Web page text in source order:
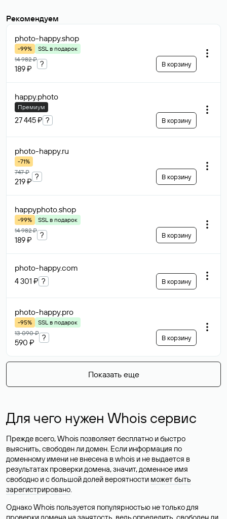
Рекомендуем
photo-happy.shop
-99%
SSL в подарок
14 982 ₽
189 ₽
? В корзину
happy.photo
Премиум
27 445 ₽ ? В корзину
photo-happy.ru
-71%
747 ₽
219 ₽
? В корзину
happyphoto.shop
-99%
SSL в подарок
14 982 ₽
189 ₽
? В корзину
photo-happy.com
4 301 ₽ ? В корзину
photo-happy.pro
-95%
SSL в подарок
13 090 ₽
590 ₽
? В корзину
Показать еще
Для чего нужен Whois сервис
Прежде всего, Whois позволяет бесплатно и быстро
выяснить, свободен ли домен. Если информация по
доменному имени не внесена в whois и не выдается в
результатах проверки домена, значит, доменное имя
свободно и с большой долей вероятности может быть
зарегистрировано.
Однако Whois пользуется популярностью не только для